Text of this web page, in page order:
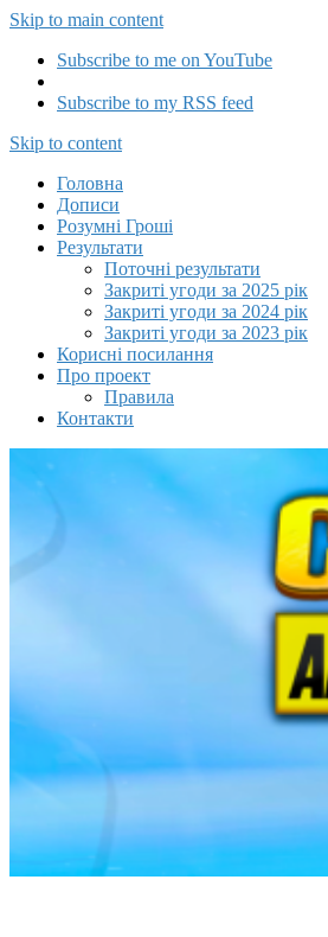
Skip to main content
Subscribe to me on YouTube
Subscribe to my RSS feed
Capitalizator UA
Skip to content
Головна
Дописи
Розумні Гроші
Результати
Поточні результати
Закриті угоди за 2025 рік
Закриті угоди за 2024 рік
Закриті угоди за 2023 рік
Корисні посилання
Про проект
Правила
Контакти